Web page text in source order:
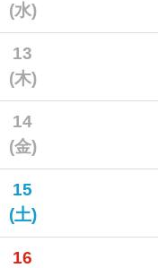
(水)
13
(木)
14
(金)
15
(土)
16